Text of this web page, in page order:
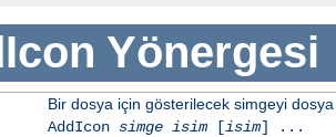
Yönergesi
Bir dosya için gösterilecek simgeyi
AddIcon simge isim[isim] ...